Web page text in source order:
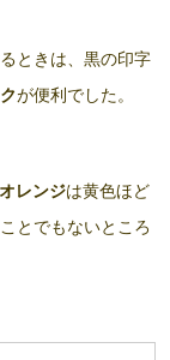
ときは、黒の印字
が便利でした。
レンジは黄色ほど
とでもないところ